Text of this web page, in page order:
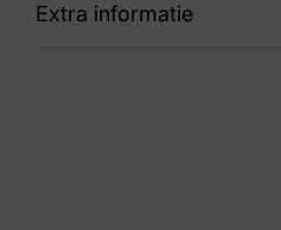
91 6311 608 2020 Wit K
Extra informatie